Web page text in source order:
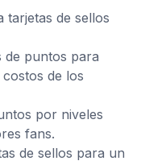
tarjetas de sellos
de puntos para
de los
por niveles
fans.
de sellos para un